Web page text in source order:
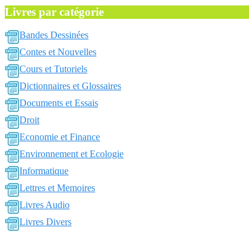
Livres par catégorie
Bandes Dessinées
Contes et Nouvelles
Cours et Tutoriels
Dictionnaires et Glossaires
Documents et Essais
Droit
Economie et Finance
Environnement et Ecologie
Informatique
Lettres et Memoires
Livres Audio
Livres Divers